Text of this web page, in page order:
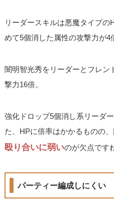
リーダースキルは悪魔タイプ
めて5個消した属性の攻撃力が4
闇明智光秀をリーダーとフレン
撃力16倍。
強化ドロップ5個消し系リーダ
た、HPに倍率はかかるものの
殴り合いに弱いのが欠点です
パーティー編成しにくい